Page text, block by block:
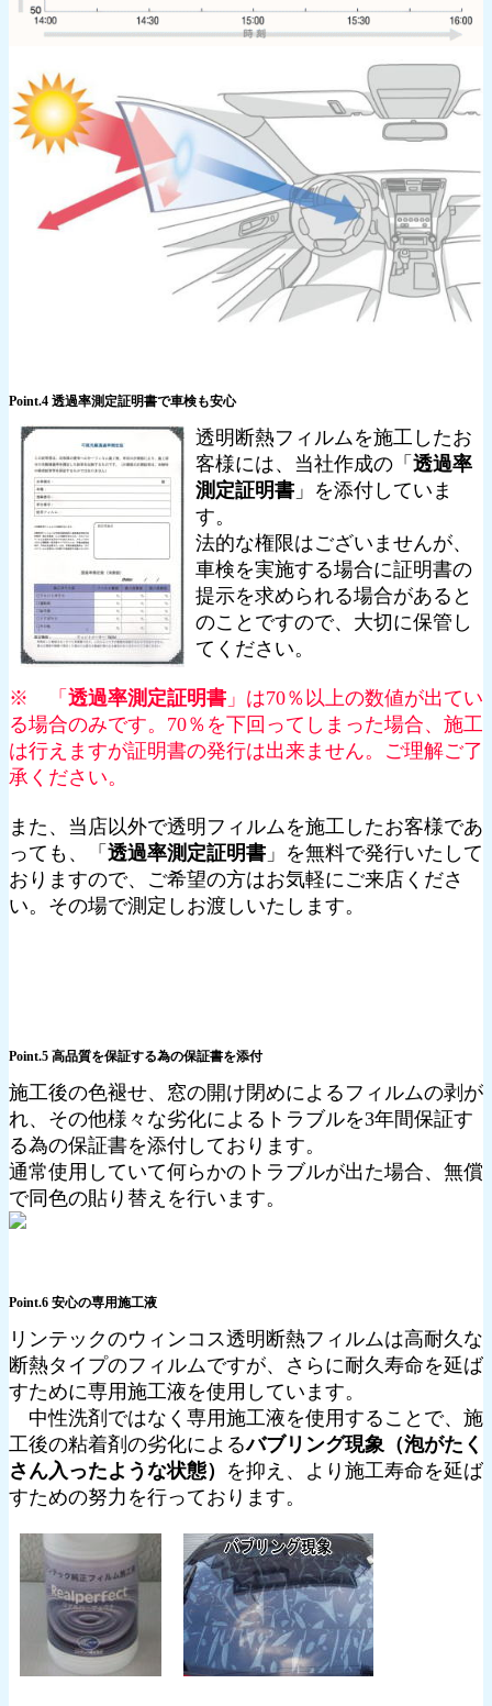
Point.4 透過率測定証明書で車検も安心
透明断熱フィルムを施工したお
客様には、当社作成の「 透過率
測定証明書 」を添付していま
す。
法的な権限はございませんが、
車検を実施する場合に証明書の
提示を求められる場合があると
のことですので、大切に保管し
てください。
※ 「 透過率測定証明書 」は70％以上の数値が出てい
る場合のみです。70％を下回ってしまった場合、施工
は行えますが証明書の発行は出来ません。ご理解ご了
承ください。
また、当店以外で透明フィルムを施工したお客様であ
っても、「 透過率測定証明書 」を無料で発行いたして
おりますので、ご希望の方はお気軽にご来店くださ
い。その場で測定しお渡しいたします。
Point.5 高品質を保証する為の保証書を添付
施工後の色褪せ、窓の開け閉めによるフィルムの剥が
れ、その他様々な劣化によるトラブルを3年間保証す
る為の保証書を添付しております。
通常使用していて何らかのトラブルが出た場合、無償
で同色の貼り替えを行います。
Point.6 安心の専用施工液
リンテックのウィンコス透明断熱フィルムは高耐久な
断熱タイプのフィルムですが、さらに耐久寿命を延ば
すために専用施工液を使用しています。
中性洗剤ではなく専用施工液を使用することで、施
工後の粘着剤の劣化によるバブリング現象（泡がたく
さん入ったような状態） を抑え、より施工寿命を延ば
すための努力を行っております。